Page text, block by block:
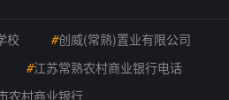
校 #创威(常熟)置业有限公司
#江苏常熟农村商业银行电话
农村商业银行